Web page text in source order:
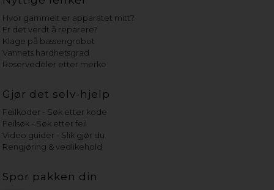
Hvor gammelt er apparatet mitt?
Er det verdt å reparere?
Klage på bassengrobot
Vannets hardhetsgrad
Reservedeler etter merke
Gjør det selv-hjelp
Feilkoder - Søk etter kode
Feilsøk - Søk etter feil
Video guider - Slik gjør du
Rengjøring & vedlikehold
Spor pakken din